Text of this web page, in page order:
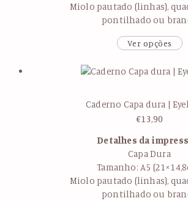
Miolo pautado (linhas),
pontilhado ou
Ver opções
Caderno Capa dura |
€13,90
Detalhes da
Capa Dura
Tamanho: A5
Miolo pautado (linhas),
pontilhado ou